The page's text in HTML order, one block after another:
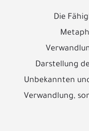
Die
Darstellung
Unbekannten
Verwandlung,